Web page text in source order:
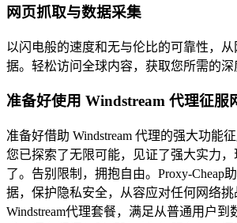
网页抓取与数据采集
以闪电般的速度和无与伦比的可靠性，
据。轻松访问全球内容，获取您所需的深
准备好使用 Windstream 代理征服
准备好借助 Windstream 代理的强大功能
您已探索了无限可能，见证了强大实力
了。告别限制，拥抱自由。Proxy-Cheap
据，保护隐私安全，从容应对任何网络
Windstream代理套餐，满足从普通用户到